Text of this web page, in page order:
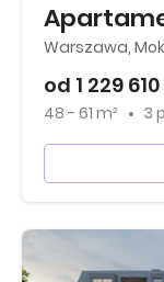
Warszawa,
od 1 229 610
48 - 61 m² 3